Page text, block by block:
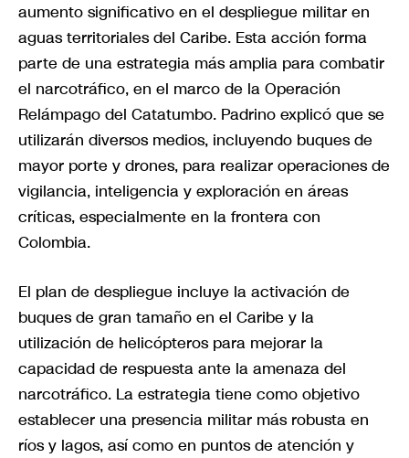
aumento significativo en el despliegue militar en
aguas territoriales del Caribe. Esta acción forma
parte de una estrategia más amplia para combatir
el narcotráfico, en el marco de la Operación
Relámpago del Catatumbo. Padrino explicó que se
utilizarán diversos medios, incluyendo buques de
mayor porte y drones, para realizar operaciones de
vigilancia, inteligencia y exploración en áreas
críticas, especialmente en la frontera con
Colombia.
El plan de despliegue incluye la activación de
buques de gran tamaño en el Caribe y la
utilización de helicópteros para mejorar la
capacidad de respuesta ante la amenaza del
narcotráfico. La estrategia tiene como objetivo
establecer una presencia militar más robusta en
ríos y lagos, así como en puntos de atención y